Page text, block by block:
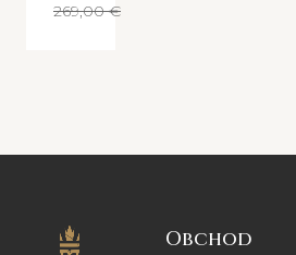
269,00 €
Obchod